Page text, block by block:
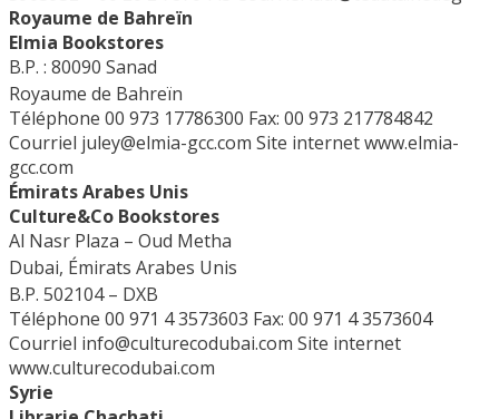
Royaume de Bahreïn
Elmia Bookstores
B.P. : 80090 Sanad
Royaume de Bahreïn
Téléphone 00 973 17786300 Fax: 00 973 217784842
Courriel juley@elmia-gcc.com Site internetwww.elmia-
gcc.com
Émirats Arabes Unis
Culture&Co Bookstores
Al Nasr Plaza – Oud Metha
Dubai, Émirats Arabes Unis
B.P. 502104 – DXB
Téléphone 00 971 4 3573603 Fax: 00 971 4 3573604
Courriel info@culturecodubai.com Site internet
www.culturecodubai.com
Syrie